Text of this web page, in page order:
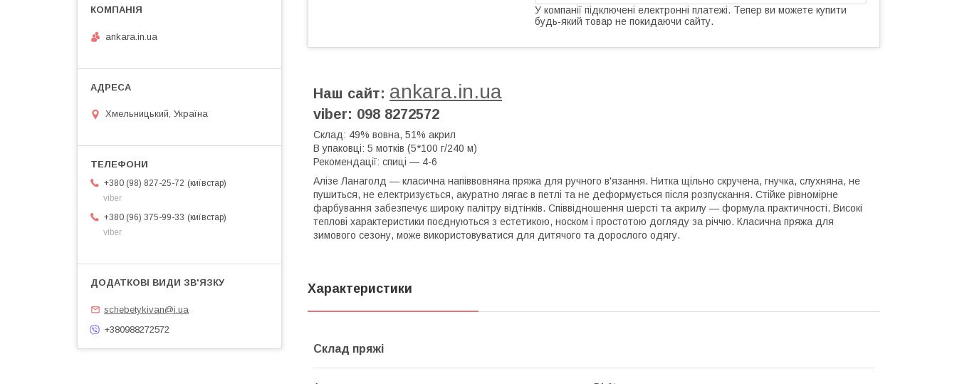
У компанії підключені електронні платежі. Тепер ви можете купити
будь-який товар не покидаючи сайту.
Наш сайт: ankara.in.ua
viber: 098 8272572
Склад: 49% вовна, 51% акрил
В упаковці: 5 мотків (5*100 г/240 м)
Рекомендації: спиці — 4-6
Алізе Ланаголд — класична напіввовняна пряжа для ручного в'язання. Нитка щільно скручена, гнучка, слухняна, не
пушиться, не електризується, акуратно лягає в петлі та не деформується після розпускання. Стійке рівномірне
фарбування забезпечує широку палітру відтінків. Співвідношення шерсті та акрилу — формула практичності. Високі
теплові характеристики поєднуються з естетикою, носком і простотою догляду за річчю. Класична пряжа для
зимового сезону, може використовуватися для дитячого та дорослого одягу.
Характеристики
Склад пряжі
ankara.in.ua
Хмельницький, Україна
+380 (98) 827-25-72
київстар
viber
+380 (96) 375-99-33
київстар
viber
schebetykivan@i.ua
+380988272572